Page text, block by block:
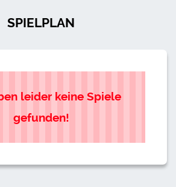
SPIELPLAN
leider keine Spiele
gefunden!